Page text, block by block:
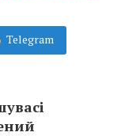
Telegram